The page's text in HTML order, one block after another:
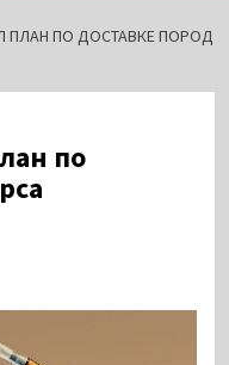
ПЛАН ПО ДОСТАВКЕ ПОРОД
по